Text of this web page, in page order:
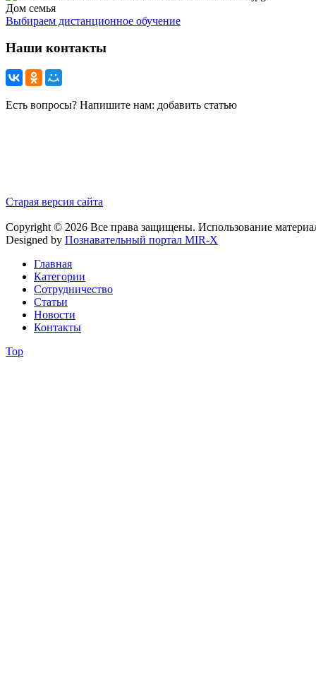
Дом семья
Выбираем дистанционное обучение
Наши контакты
Есть вопросы? Напишите нам: добавить статью
Старая версия сайта
Copyright © 2026 Все права защищены. Использование
Designed by Познавательный портал MIR-X
Главная
Категории
Сотрудничество
Статьи
Новости
Контакты
Top